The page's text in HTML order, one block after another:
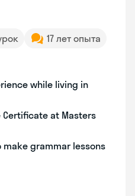
17 лет опыта
while living in
Certificate at Masters
make grammar lessons